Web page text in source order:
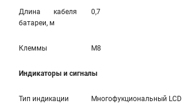
Длина кабеля
батареи, м
0,7
Клеммы M8
Индикаторы и сигналы
Тип индикации Многофукциональный LCD